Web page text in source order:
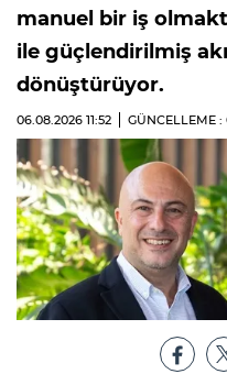
manuel bir iş
ile güçlendirilmiş
dönüştürüyor.
06.08.2026 11:52 GÜNCELLEME